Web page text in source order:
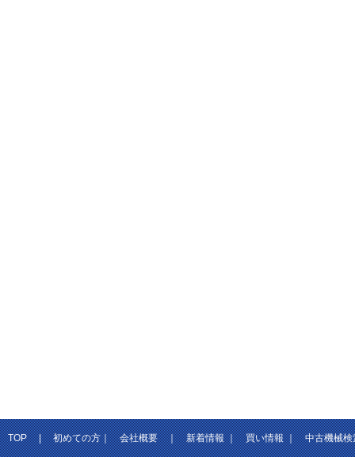
TOP|初めての方｜会社概要｜新着情報｜買い情報｜中古機械検